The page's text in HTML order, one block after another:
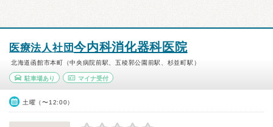
医療法人社団今内科消化器科医院
北海道函館市本町（中央病院前駅、五稜郭公園前駅、杉並町駅）
駐車場あり マイナ受付
土曜（〜12:00）